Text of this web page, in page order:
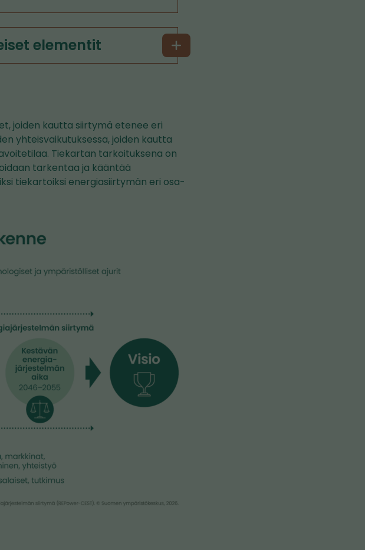
elementit
joiden kautta siirtymä etenee eri
yhteisvaikutuksessa, joiden kautta
Tiekartan tarkoituksena on
tarkentaa ja kääntää
tiekartoiksi energiasiirtymän eri osa-